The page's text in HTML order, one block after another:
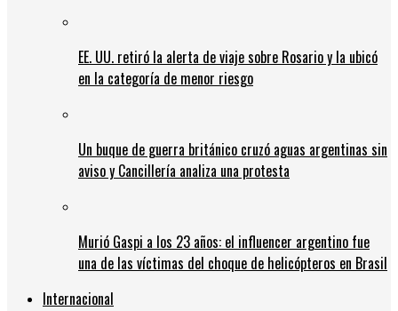
EE. UU. retiró la alerta de viaje sobre Rosario y la ubicó
en la categoría de menor riesgo
Un buque de guerra británico cruzó aguas argentinas sin
aviso y Cancillería analiza una protesta
Murió Gaspi a los 23 años: el influencer argentino fue
una de las víctimas del choque de helicópteros en Brasil
Internacional